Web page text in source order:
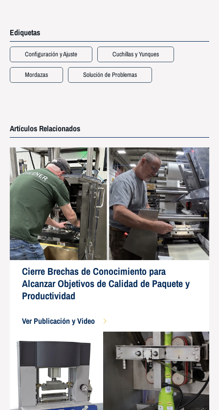
Ediquetas
Configuración y Ajuste Cuchillas y Yunques
Mordazas Solución de Problemas
Artículos Relacionados
Cierre Brechas de Conocimiento para
Alcanzar Objetivos de Calidad de Paquete y
Productividad
Ver Publicación y Video